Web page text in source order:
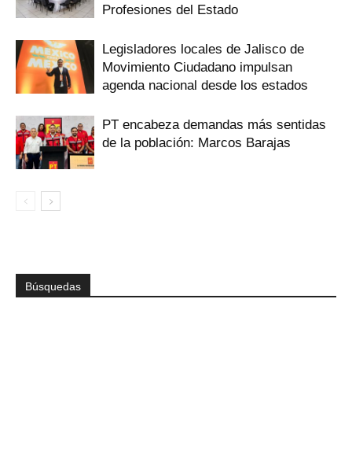
Profesiones del Estado
Legisladores locales de Jalisco de
Movimiento Ciudadano impulsan
agenda nacional desde los estados
PT encabeza demandas más sentidas
de la población: Marcos Barajas
Búsquedas